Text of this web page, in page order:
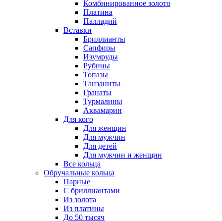
Комбинированное золото
Платина
Палладий
Вставки
Бриллианты
Сапфиры
Изумруды
Рубины
Топазы
Танзаниты
Гранаты
Турмалины
Аквамарин
Для кого
Для женщин
Для мужчин
Для детей
Для мужчин и женщин
Все кольца
Обручальные кольца
Парные
С бриллиантами
Из золота
Из платины
До 50 тысяч